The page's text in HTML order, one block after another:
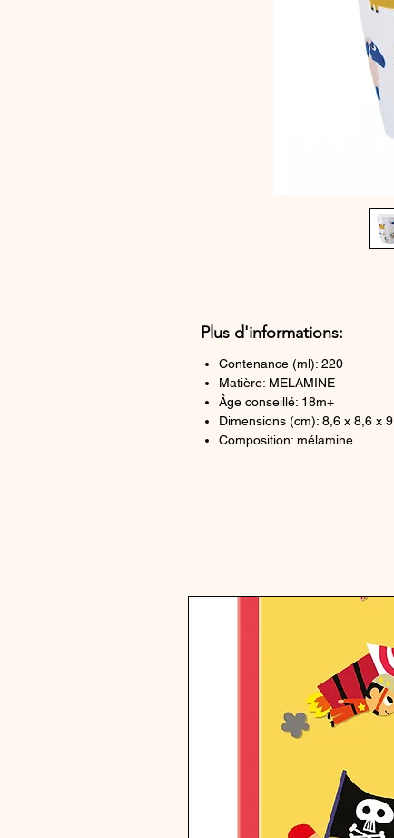
Plus d'informations:
Contenance (ml): 220
Matière: MELAMINE
Âge conseillé: 18m+
Dimensions (cm): 8,6 x 8,6 x 9
Composition: mélamine